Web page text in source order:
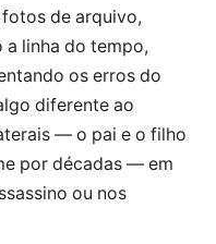
de arquivo,
linha do tempo,
os erros do
diferente ao
— o pai e o filho
por décadas — em
ou nos